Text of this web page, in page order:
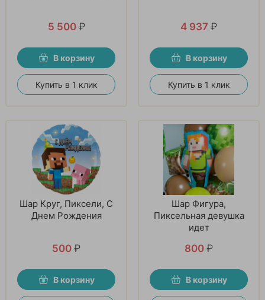
5 500 ₽
В корзину
Купить в 1 клик
4 937 ₽
В корзину
Купить в 1 клик
Шар Круг, Пиксели, С
Днем Рождения
500 ₽
В корзину
Шар Фигура,
Пиксельная девушка
идет
800 ₽
В корзину